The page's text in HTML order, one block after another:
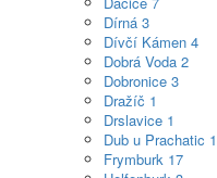
Dírná 3
Dívčí Kámen 4
Dobrá Voda 2
Dobronice 3
Dražíč 1
Drslavice 1
Dub u Prachatic 1
Frymburk 17